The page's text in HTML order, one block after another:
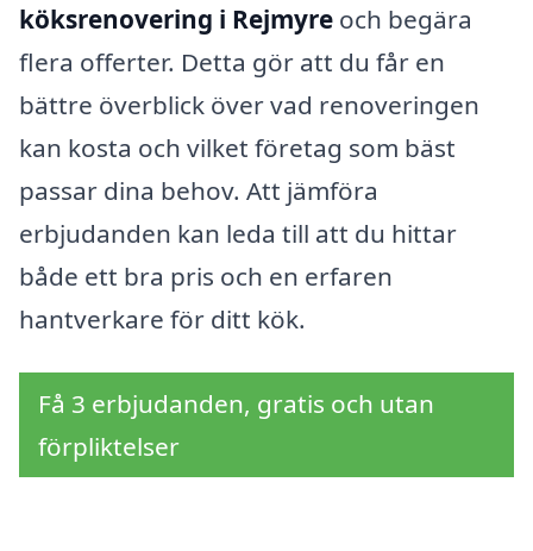
köksrenovering i Rejmyre och begära
flera offerter. Detta gör att du får en
bättre överblick över vad renoveringen
kan kosta och vilket företag som bäst
passar dina behov. Att jämföra
erbjudanden kan leda till att du hittar
både ett bra pris och en erfaren
hantverkare för ditt kök.
Få 3 erbjudanden, gratis och utan
förpliktelser